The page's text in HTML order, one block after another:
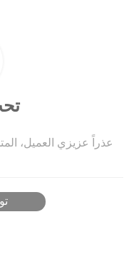
عذراً عزيزي العميل،